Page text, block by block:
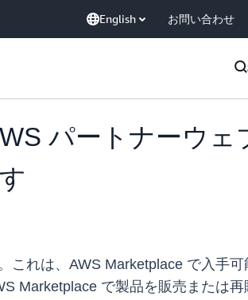
English お問い合わせ
パートナーウ
れは、AWS Marketplace で入手
Marketplace で製品を販売または